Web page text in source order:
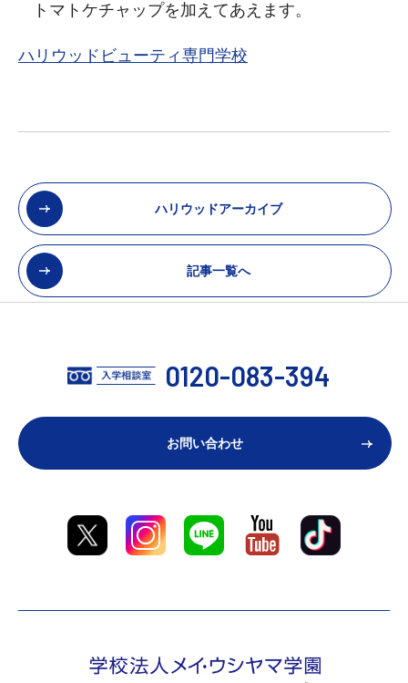
トマトケチャップを加えてあえます。
ハリウッドビューティ専門学校
ハリウッドアーカイブ
記事一覧へ
0120-083-394
お問い合わせ